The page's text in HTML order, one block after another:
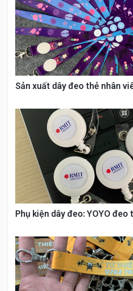
Sản xuất dây đeo thẻ nhân
Phụ kiện dây đeo: YOYO đeo